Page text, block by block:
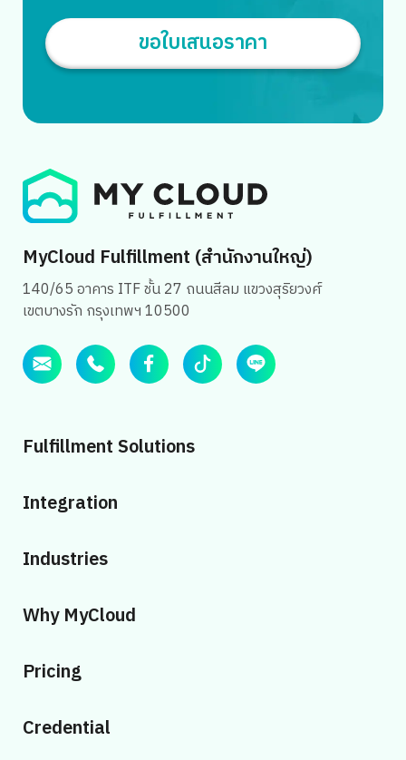
Search
สินค้าแบบ FIFO FEFO คืออะไร […]
ขอใบเสนอราคา
MyCloud Fulfillment (สำนักงานใหญ่)
140/65 อาคาร ITF ชั้น 27 ถนนสีลม แขวงสุริยวงศ์
เขตบางรัก กรุงเทพฯ 10500
Fulfillment Solutions
Integration
Industries
Why MyCloud
Pricing
Credential